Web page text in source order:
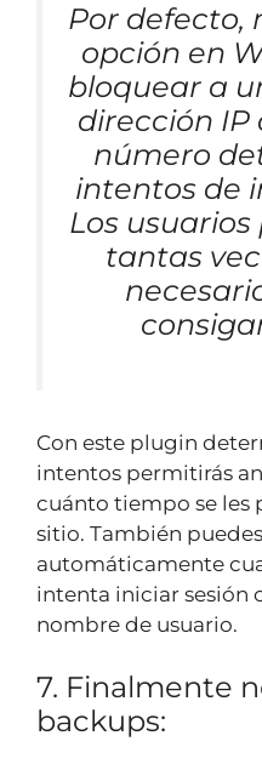
Por defecto,
opción en
bloquear a
dirección IP
número
intentos de
Los
tantas
Con este plugin
intentos permitirás
cuánto tiempo se les
sitio. También
automáticamente
intenta iniciar sesión
nombre de usuario.
7. Finalmente
backups: